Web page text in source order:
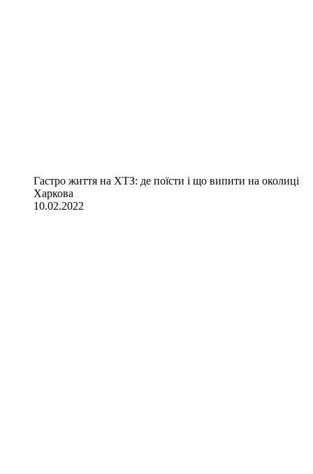
Гастро життя на ХТЗ: де поїсти і що випити на околиці
Харкова
10.02.2022